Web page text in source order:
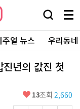
검
창
열
기
메
뉴
전
체
보
주얼 뉴스 우리동
년의 값진 첫
좋
13조회 2,660